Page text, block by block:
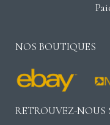
NOS BOUTIQUES
RETROUVEZ-NOUS